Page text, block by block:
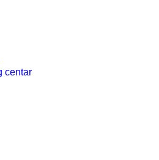
centar